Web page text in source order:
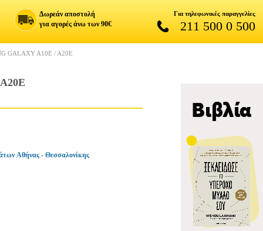
Δωρεάν αποστολή
για αγορές άνω των 90€
Για τηλεφωνικές παραγγελίες
211 500 0 500
GALAXY A10E / A20E
Αθήνας - Θεσσαλονίκης